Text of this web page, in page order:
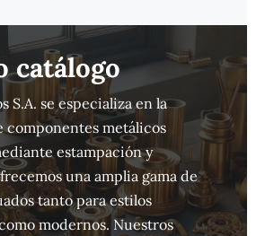
catálogo
S.A. se especializa en la
componentes metálicos
estampación y
una amplia gama de
tanto para estilos
modernos. Nuestros